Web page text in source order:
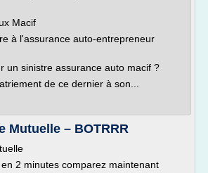
Macif
à l'assurance auto-entrepreneur
un sinistre assurance auto macif ?
de ce dernier à son...
Mutuelle – BOTRRR
2 minutes comparez maintenant